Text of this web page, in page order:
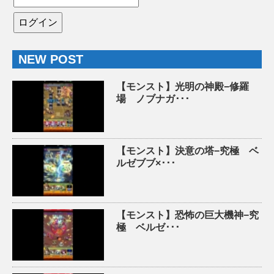
NEW POST
【モンスト】光明の神殿−修羅
場 ノブナガ･･･
【モンスト】決意の塔−究極 ベ
ルゼブブ×･･･
【モンスト】恐怖の巨大機神−究
極 ベルゼ･･･